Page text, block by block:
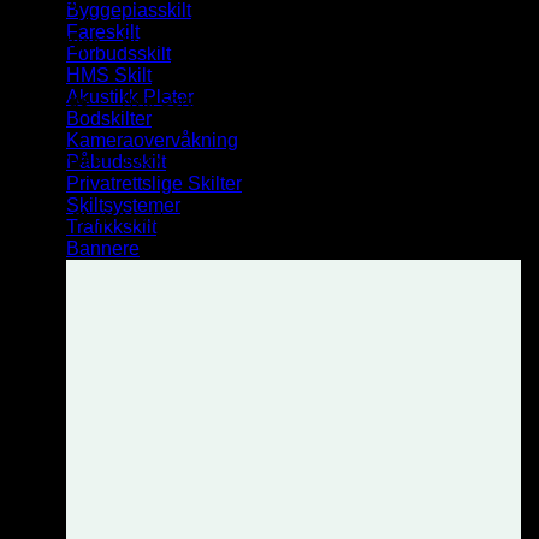
Byggeplasskilt
Fareskilt
Forbudsskilt
HMS Skilt
Akustikk Plater
Bodskilter
Kameraovervåkning
Påbudsskilt
Privatrettslige Skilter
Skiltsystemer
Trafikkskilt
Bannere
Skilttype Etasjeskilt
Farge Hvit, Sort, Børstet alu, Eikefiner
Størrelse 100 x 100 mm, 150 x 150 mm, 200 x 200 mm
Braille Skrift Med braille, Uten braille